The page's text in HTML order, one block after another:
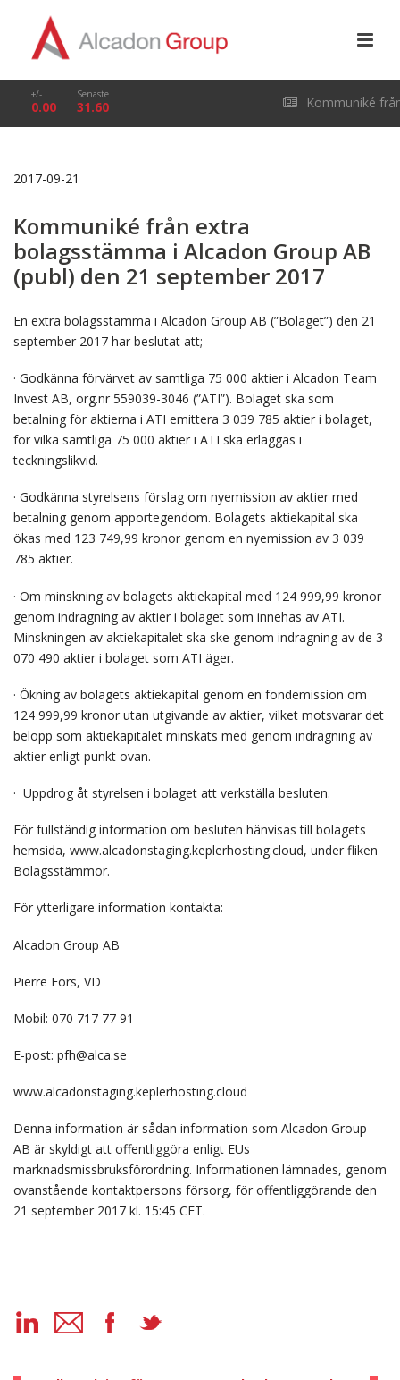
+/-
0.00
Senaste
31.60 Kommuniké
2017-09-21
Kommuniké från extra
bolagsstämma i Alcadon Group AB
(publ) den 21 september 2017
En extra bolagsstämma i Alcadon Group AB (”Bolaget”) den 21
september 2017 har beslutat att;
· Godkänna förvärvet av samtliga 75 000 aktier i Alcadon Team
Invest AB, org.nr 559039-3046 (”ATI”). Bolaget ska som
betalning för aktierna i ATI emittera 3 039 785 aktier i bolaget,
för vilka samtliga 75 000 aktier i ATI ska erläggas i
teckningslikvid.
· Godkänna styrelsens förslag om nyemission av aktier med
betalning genom apportegendom. Bolagets aktiekapital ska
ökas med 123 749,99 kronor genom en nyemission av 3 039
785 aktier.
· Om minskning av bolagets aktiekapital med 124 999,99 kronor
genom indragning av aktier i bolaget som innehas av ATI.
Minskningen av aktiekapitalet ska ske genom indragning av de 3
070 490 aktier i bolaget som ATI äger.
· Ökning av bolagets aktiekapital genom en fondemission om
124 999,99 kronor utan utgivande av aktier, vilket motsvarar det
belopp som aktiekapitalet minskats med genom indragning av
aktier enligt punkt ovan.
· Uppdrog åt styrelsen i bolaget att verkställa besluten.
För fullständig information om besluten hänvisas till bolagets
hemsida, www.alcadonstaging.keplerhosting.cloud, under fliken
Bolagsstämmor.
För ytterligare information kontakta:
Alcadon Group AB
Pierre Fors, VD
Mobil: 070 717 77 91
E-post: pfh@alca.se
www.alcadonstaging.keplerhosting.cloud
Denna information är sådan information som Alcadon Group
AB är skyldigt att offentliggöra enligt EUs
marknadsmissbruksförordning. Informationen lämnades, genom
ovanstående kontaktpersons försorg, för offentliggörande den
21 september 2017 kl. 15:45 CET.